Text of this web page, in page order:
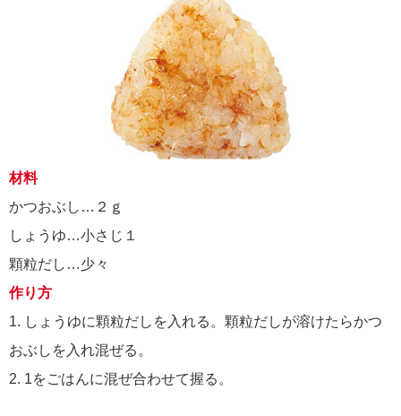
材料
かつおぶし…２ｇ
しょうゆ…小さじ１
顆粒だし…少々
作り方
1. しょうゆに顆粒だしを入れる。顆粒だしが溶けたらかつ
おぶしを入れ混ぜる。
2. 1をごはんに混ぜ合わせて握る。